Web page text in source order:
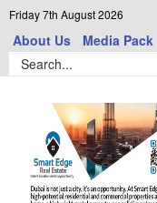
Friday 7th August 2026
About Us Media Pack